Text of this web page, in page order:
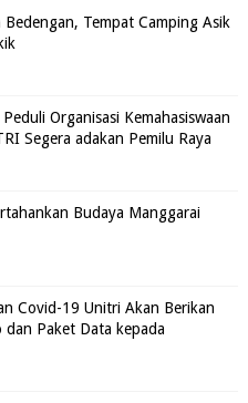
Bedengan, Tempat Camping Asik
Organisasi Kemahasiswaan
Segera adakan Pemilu Raya
Budaya Manggarai
Covid-19 Unitri Akan Berikan
dan Paket Data kepada